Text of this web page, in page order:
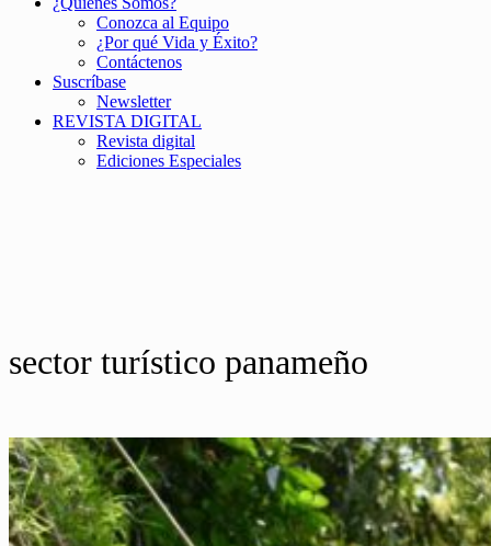
Conozca al Equipo
¿Por qué Vida y Éxito?
Contáctenos
Suscríbase
Newsletter
REVISTA DIGITAL
Revista digital
Ediciones Especiales
sector turístico panameño